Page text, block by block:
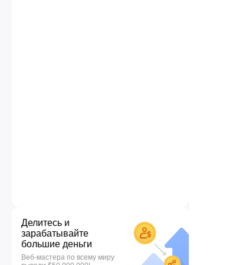
Делитесь и
зарабатывайте
большие деньги
Веб-мастера по всему миру